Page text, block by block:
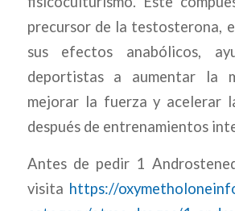
precursor de la testosterona,
sus efectos anabólicos,
deportistas a aumentar la
mejorar la fuerza y acelerar
después de entrenamientos
Antes de pedir 1
visita https://